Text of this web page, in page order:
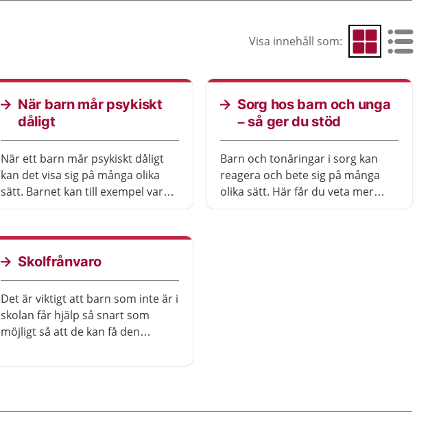
Visa innehåll som: Visa som rutnät
Visa som
När barn mår psykiskt
dåligt
När ett barn mår psykiskt dåligt
kan det visa sig på många olika
sätt. Barnet kan till exempel vara
Det är viktigt för barnet att det
finns vuxna som lyssnar och ger
och hjälp från sjukvården eller
kommunen.
Sorg hos barn och unga
– så ger du stöd
Barn och tonåringar i sorg kan
reagera och bete sig på många
olika sätt. Här får du veta mer
Skolfrånvaro
Det är viktigt att barn som inte är i
skolan får hjälp så snart som
möjligt så att de kan få den